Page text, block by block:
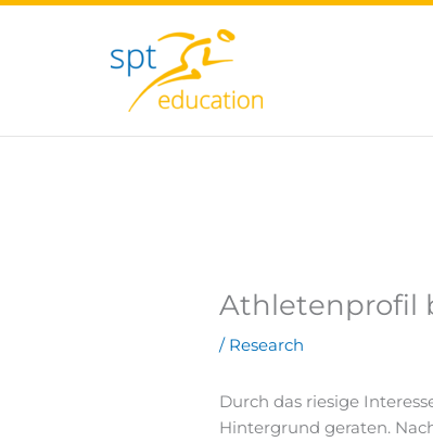
Zum
Athletenprofil
/ Research
Durch das riesige
Hintergrund geraten.